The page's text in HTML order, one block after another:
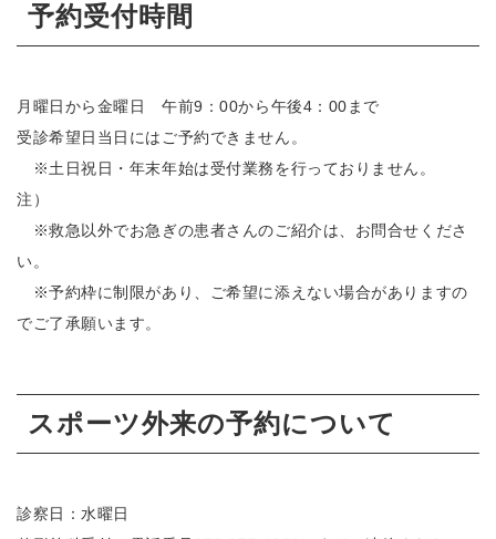
予約受付時間
月曜日から金曜日 午前9：00から午後4：00まで
受診希望日当日にはご予約できません。
※土日祝日・年末年始は受付業務を行っておりません。
注）
※救急以外でお急ぎの患者さんのご紹介は、お問合せくださ
い。
※予約枠に制限があり、ご希望に添えない場合がありますの
でご了承願います。
スポーツ外来の予約について
診察日：水曜日